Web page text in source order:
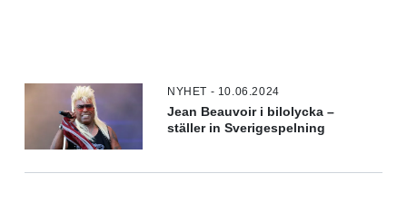
NYHET - 10.06.2024
Jean Beauvoir i bilolycka –
ställer in Sverigespelning